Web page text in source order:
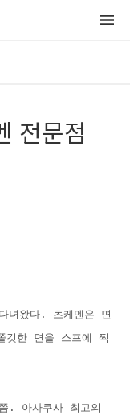
전문점
녀왔다. 츠케멘은 면
깃한 면을 스프에 찍
. 아사쿠사 최고의